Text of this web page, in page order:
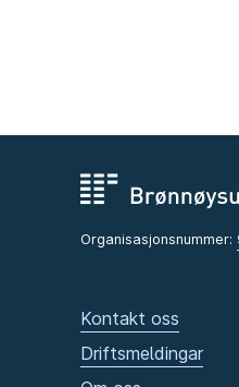
Organisasjonsnummer:
Kontakt oss
Driftsmeldingar